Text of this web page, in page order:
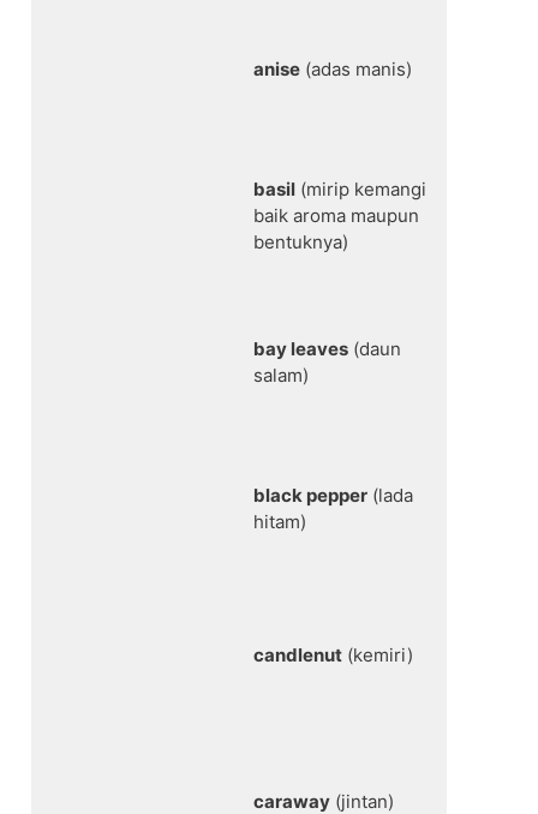
anise (adas manis)
basil (mirip kemangi
baik aroma maupun
bentuknya)
bay leaves (daun
salam)
black pepper (lada
hitam)
candlenut (kemiri)
caraway (jintan)